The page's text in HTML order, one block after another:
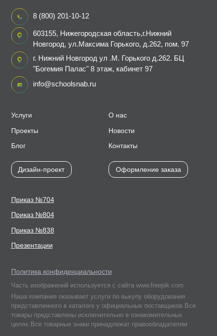
Услуги
Проекты
Блог
Дизайн-проект
О нас
Новости
Контакты
Оформление заказа
Приказ №704
Приказ №804
Приказ №838
Презентации
8 (800) 201-10-12
603155, Нижегородская область,г.Нижний
Новгород, ул.Максима Горького, д.262, пом. 97
г. Нижний Новгород ул .М. Горького д.262. БЦ
"Богемия Палас" 8 этаж, кабинет 97
info@schoolsnab.ru
Политика конфиденциальности
Часть изображений используется с сайта www.freepik.com
Наша компания оказывает услуги по выкупу оборудования
представленного в каталоге у официальных поставщиков.Все
товары представлены исключительно в ознакомительных
целях.Все товарные знаки принадлежат правообладателям